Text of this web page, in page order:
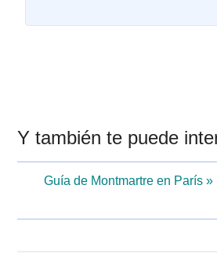
Interacciones
con
lectores
Y también te puede
Guía de Montmartre en París »